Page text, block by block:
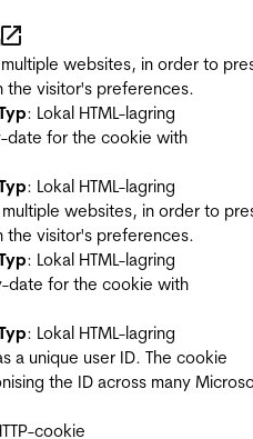
websites, in order to
the visitor's preferences.
: Lokal HTML-lagring
date for the cookie with
: Lokal HTML-lagring
websites, in order to
the visitor's preferences.
: Lokal HTML-lagring
date for the cookie with
: Lokal HTML-lagring
a unique user ID. The cookie
the ID across many
cookie